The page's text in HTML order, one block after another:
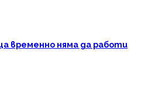
временно няма да работи